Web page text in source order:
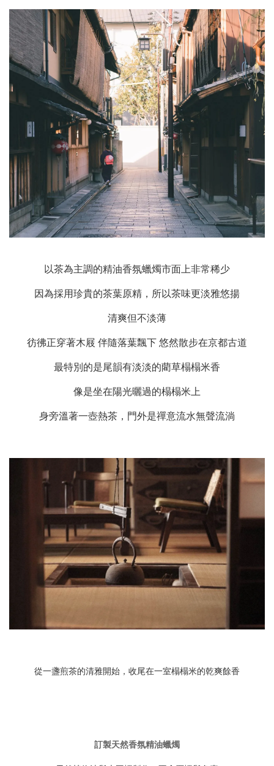
以茶為主調的精油香氛蠟燭市面上非常稀少
因為採用珍貴的茶葉原精，所以茶味更淡雅悠揚
清爽但不淡薄
彷彿正穿著木屐 伴隨落葉飄下 悠然散步在京都古道
最特別的是尾韻有淡淡的藺草榻榻米香
像是坐在陽光曬過的榻榻米上
身旁溫著一壺熱茶，門外是禪意流水無聲流淌
從一盞煎茶的清雅開始，收尾在一室榻榻米的乾爽餘香
訂製天然香氛精油蠟燭